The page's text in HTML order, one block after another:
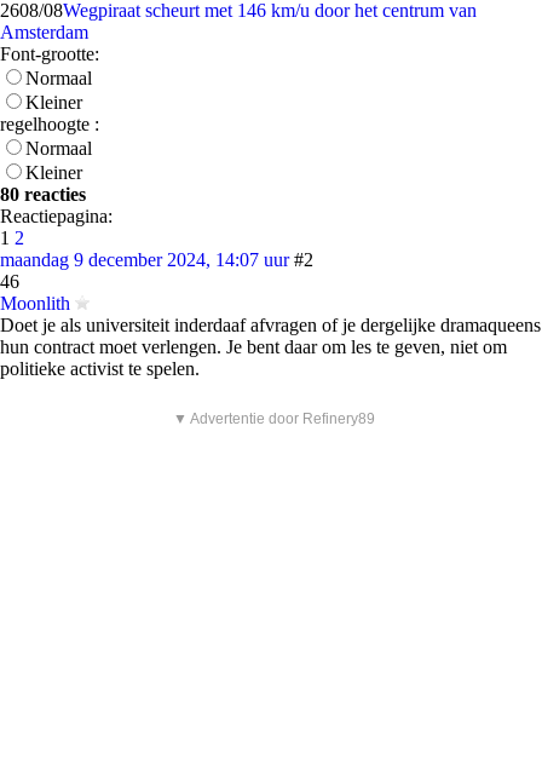
2608/08Wegpiraat scheurt met 146 km/u door het centrum van
Amsterdam
Font-grootte:
Normaal
Kleiner
regelhoogte :
Normaal
Kleiner
80 reacties
Reactiepagina:
1 2
maandag 9 december 2024, 14:07 uur #2
46
Moonlith
Doet je als universiteit inderdaaf afvragen of je dergelijke dramaqueens
hun contract moet verlengen. Je bent daar om les te geven, niet om
politieke activist te spelen.
▼ Advertentie door Refinery89